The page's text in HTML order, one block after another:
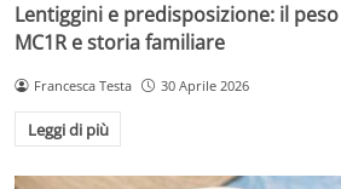
Lentiggini e predisposizione: il
MC1R e storia familiare
Francesca Testa 30 Aprile 2026
Leggi di più